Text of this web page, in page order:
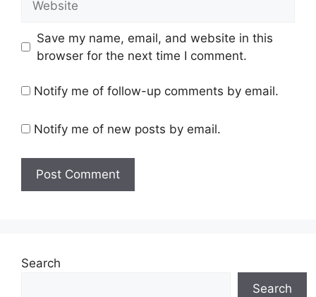
Save my name, email, and website in this
browser for the next time I comment.
Notify me of follow-up comments by email.
Notify me of new posts by email.
Search
Search